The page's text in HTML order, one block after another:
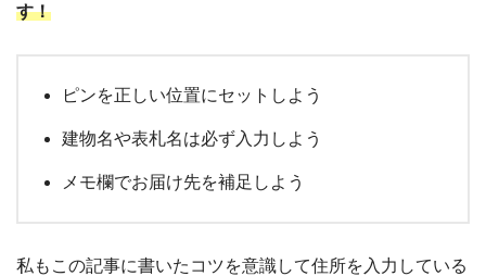
す！
ピンを正しい位置にセットしよう
建物名や表札名は必ず入力しよう
メモ欄でお届け先を補足しよう
私もこの記事に書いたコツを意識して住所を入力している